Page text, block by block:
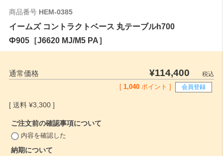
商品番号 HEM-0385
イームズ コントラクトベース 丸テーブルh700
Ф905［J6620 MJ/M5 PA］
通常価格 ¥114,400
税込
[ 1,040 ポイント ] 会員登録
¥3,300
ご注文前の確認事項について
内容を確認した
納期について